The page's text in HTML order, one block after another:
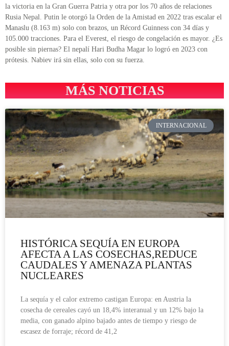
la victoria en la Gran Guerra Patria y otra por los 70 años de relaciones
Rusia Nepal. Putin le otorgó la Orden de la Amistad en 2022 tras escalar el
Manaslu (8.163 m) solo con brazos, un Récord Guinness con 34 días y
105.000 tracciones. Para el Everest, el riesgo de congelación es mayor. ¿Es
posible sin piernas? El nepalí Hari Budha Magar lo logró en 2023 con
prótesis. Nabiev irá sin ellas, solo con su fuerza.
MÁS NOTICIAS
INTERNACIONAL
HISTÓRICA SEQUÍA EN EUROPA
AFECTA A LAS COSECHAS,REDUCE
CAUDALES Y AMENAZA PLANTAS
NUCLEARES
La sequía y el calor extremo castigan Europa: en Austria la
cosecha de cereales cayó un 18,4% interanual y un 12% bajo la
media, con ganado alpino bajado antes de tiempo y riesgo de
escasez de forraje; récord de 41,2